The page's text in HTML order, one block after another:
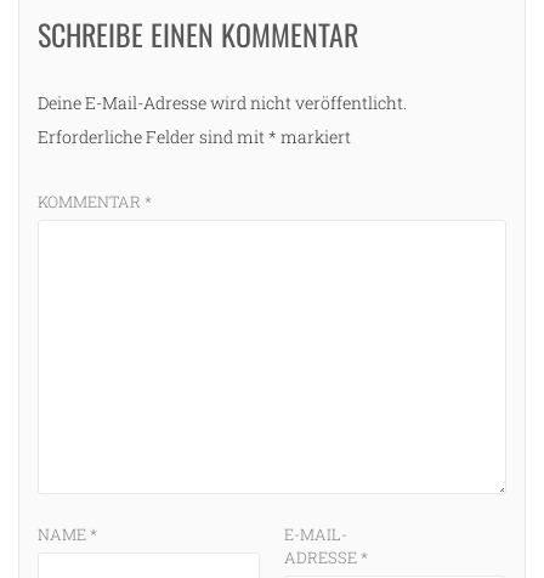
SCHREIBE EINEN KOMMENTAR
Deine E-Mail-Adresse wird nicht veröffentlicht.
Erforderliche Felder sind mit * markiert
KOMMENTAR *
NAME*
E-MAIL-
ADRESSE*